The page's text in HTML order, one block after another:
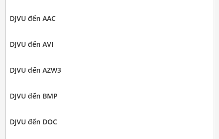
DJVU đến AAC
DJVU đến AVI
DJVU đến AZW3
DJVU đến BMP
DJVU đến DOC